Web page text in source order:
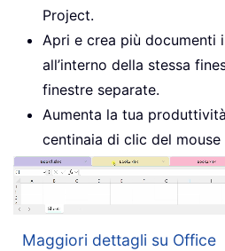
Project.
Apri e crea più documenti
all’interno della stessa
finestre separate.
Aumenta la tua
centinaia di clic del
Maggiori dettagli su Office